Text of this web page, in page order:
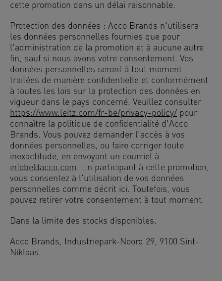
cette promotion dans un délai raisonnable.
Protection des données : Acco Brands n'utilisera
les données personnelles fournies que pour
l'administration de la promotion et à aucune autre
fin, sauf si nous avons votre consentement. Vos
données personnelles seront à tout moment
traitées de manière confidentielle et conformément
à toutes les lois sur la protection des données en
vigueur dans le pays concerné. Veuillez consulter
https://www.leitz.com/fr-be/privacy-policy/ pour
connaître la politique de confidentialité d'Acco
Brands. Vous pouvez demander l'accès à vos
données personnelles, ou faire corriger toute
inexactitude, en envoyant un courriel à
infobe@acco.com. En participant à cette promotion,
vous consentez à l'utilisation de vos données
personnelles comme décrit ici. Toutefois, vous
pouvez retirer votre consentement à tout moment.
Dans la limite des stocks disponibles.
Acco Brands, Industriepark-Noord 29, 9100 Sint-
Niklaas.